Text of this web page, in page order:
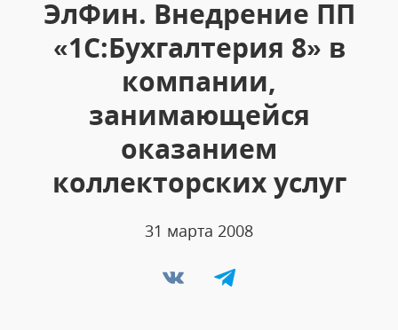
ЭлФин. Внедрение ПП
«1С:Бухгалтерия 8» в
компании,
занимающейся
оказанием
коллекторских услуг
31 марта 2008